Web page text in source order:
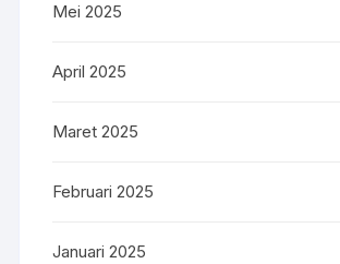
Mei 2025
April 2025
Maret 2025
Februari 2025
Januari 2025